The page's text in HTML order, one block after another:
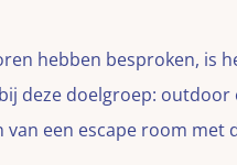
hebben besproken, is
deze doelgroep: outdoor
een escape room met